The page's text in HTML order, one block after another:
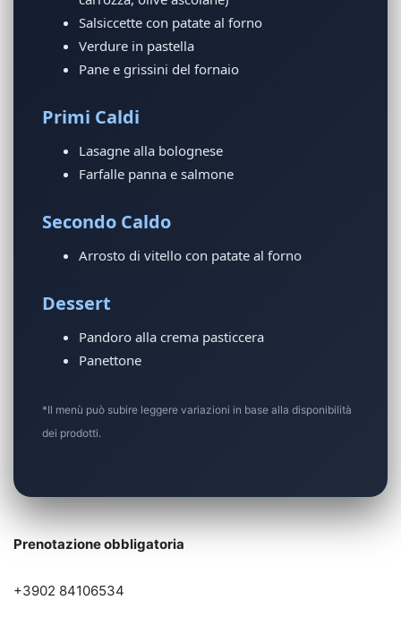
Salsiccette con patate al forno
Verdure in pastella
Pane e grissini del fornaio
Primi Caldi
Lasagne alla bolognese
Farfalle panna e salmone
Secondo Caldo
Arrosto di vitello con patate al forno
Dessert
Pandoro alla crema pasticcera
Panettone
*Il menù può subire leggere variazioni in base alla disponibilità
dei prodotti.
Prenotazione obbligatoria
+3902 84106534